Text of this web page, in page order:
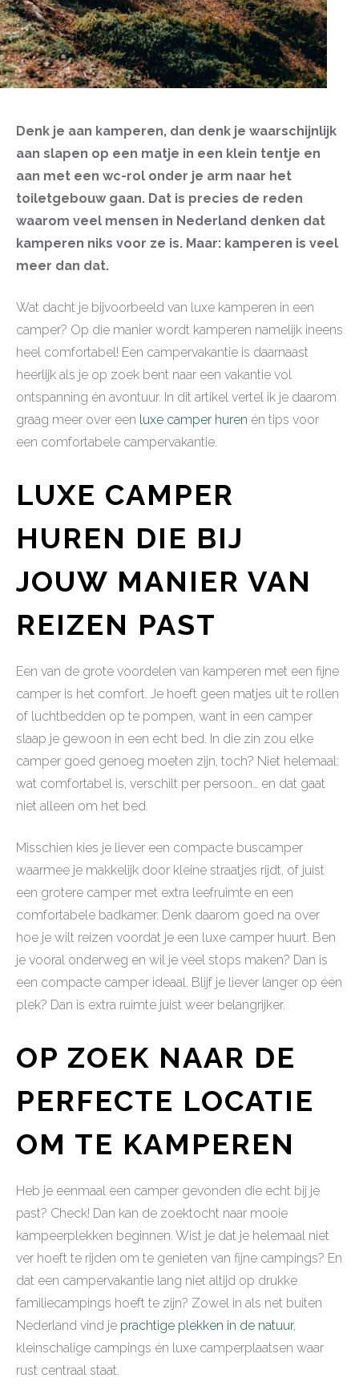
Denk je aan kamperen, dan denk je waarschijnlijk
aan slapen op een matje in een klein tentje en
aan met een wc-rol onder je arm naar het
toiletgebouw gaan. Dat is precies de reden
waarom veel mensen in Nederland denken dat
kamperen niks voor ze is. Maar: kamperen is veel
meer dan dat.
Wat dacht je bijvoorbeeld van luxe kamperen in een
camper? Op die manier wordt kamperen namelijk ineens
heel comfortabel! Een campervakantie is daarnaast
heerlijk als je op zoek bent naar een vakantie vol
ontspanning én avontuur. In dit artikel vertel ik je daarom
graag meer over een luxe camper huren én tips voor
een comfortabele campervakantie.
LUXE CAMPER
HUREN DIE BIJ
JOUW MANIER VAN
REIZEN PAST
Een van de grote voordelen van kamperen met een fijne
camper is het comfort. Je hoeft geen matjes uit te rollen
of luchtbedden op te pompen, want in een camper
slaap je gewoon in een echt bed. In die zin zou elke
camper goed genoeg moeten zijn, toch? Niet helemaal:
wat comfortabel is, verschilt per persoon… en dat gaat
niet alleen om het bed.
Misschien kies je liever een compacte buscamper
waarmee je makkelijk door kleine straatjes rijdt, of juist
een grotere camper met extra leefruimte en een
comfortabele badkamer. Denk daarom goed na over
hoe je wilt reizen voordat je een luxe camper huurt. Ben
je vooral onderweg en wil je veel stops maken? Dan is
een compacte camper ideaal. Blijf je liever langer op één
plek? Dan is extra ruimte juist weer belangrijker.
OP ZOEK NAAR DE
PERFECTE LOCATIE
OM TE KAMPEREN
Heb je eenmaal een camper gevonden die echt bij je
past? Check! Dan kan de zoektocht naar mooie
kampeerplekken beginnen. Wist je dat je helemaal niet
ver hoeft te rijden om te genieten van fijne campings? En
dat een campervakantie lang niet altijd op drukke
familiecampings hoeft te zijn? Zowel in als net buiten
Nederland vind je prachtige plekken in de natuur,
kleinschalige campings én luxe camperplaatsen waar
rust centraal staat.